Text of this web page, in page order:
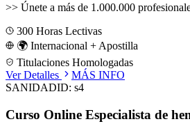
>> Únete a más de 1.000.000
300 Horas Lectivas
🌍 Internacional + Apostilla
Titulaciones Homologadas
Ver Detalles
MÁS INFO
SANIDADID: s4
Curso Online Especialista de